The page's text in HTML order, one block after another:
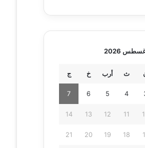
2026
ث أرب خ ج
4
5
6
7
11
12
13
14
18
19
20
21